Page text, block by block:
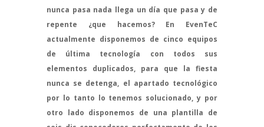
nunca pasa nada llega un día que pasa y de
repente ¿que hacemos? En EvenTeC
actualmente disponemos de cinco equipos
de última tecnología con todos sus
elementos duplicados, para que la fiesta
nunca se detenga, el apartado tecnológico
por lo tanto lo tenemos solucionado, y por
otro lado disponemos de una plantilla de